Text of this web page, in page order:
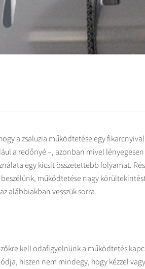
a zsaluzia működtetése egy
a redőnyé –, azonban mivel
egy kicsit összetettebb folyamat.
működtetése nagy
alábbiakban vesszük sorra.
kell odafigyelnünk a működtetés
hiszen nem mindegy, hogy kézzel